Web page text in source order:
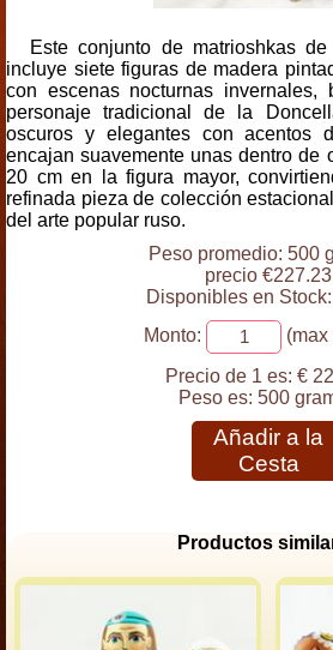
Este conjunto de matrioshkas
incluye siete figuras de madera
con escenas nocturnas invernales,
personaje tradicional de la
oscuros y elegantes con acentos
encajan suavemente unas dentro de
20 cm en la figura mayor,
refinada pieza de colección
del arte popular ruso.
Peso promedio: 500
precio €227.23
Disponibles en
Monto:
Precio de 1 es: €
Peso es: 500
Añadir a la
Cesta
Productos